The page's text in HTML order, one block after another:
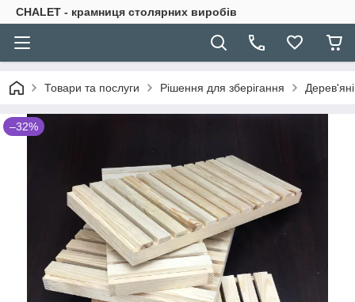
CHALET - крамниця столярних виробів
Товари та послуги Рішення для зберігання
–32%